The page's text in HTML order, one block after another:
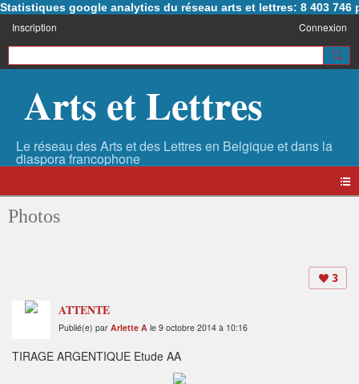
Statistiques google analytics du réseau arts et lettres: 8 403 746
Inscription Connexion
Arts et Lettres
Photos
3
ATTENTE
Publié(e) par Arlette A le 9 octobre 2014 à 10:16
TIRAGE ARGENTIQUE Etude AA